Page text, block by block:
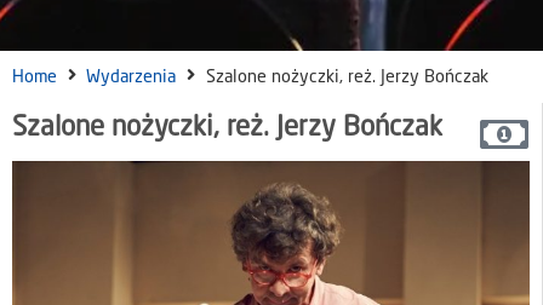
Home Wydarzenia Szalone nożyczki, reż. Jerzy Bończak
Szalone nożyczki, reż. Jerzy Bończak